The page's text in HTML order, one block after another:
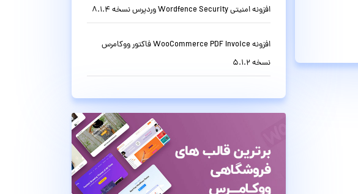
افزونه امنیتی Wordfence Security وردپرس نسخه 8.1.4
افزونه WooCommerce PDF Invoice فاکتور ووکامرس
نسخه 5.1.2